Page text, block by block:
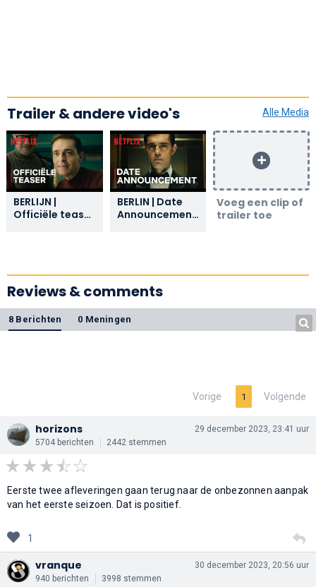
Trailer & andere video's Alle Media
BERLIJN |
Officiële teaser
BERLIN | Date
Announcement
Voeg een clip of
trailer toe
Reviews & comments
8 Berichten 0 Meningen
Vorige 1 Volgende
horizons
5704 berichten 2442 stemmen
29 december 2023, 23:41 uur
Eerste twee afleveringen gaan terug naar de onbezonnen aanpak
van het eerste seizoen. Dat is positief.
1
vranque
940 berichten 3998 stemmen
30 december 2023, 20:56 uur